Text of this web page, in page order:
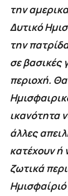
την
Δυτικό
την
σε βασικές
περιοχή.
ικανότητα
άλλες
κατέχουν ή
ζωτικά